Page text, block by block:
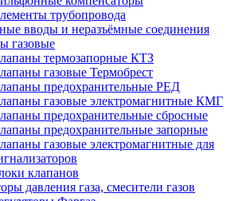
трубопровода
вводы и неразъёмные соединения
газовые
термозапорные КТЗ
газовые Термобрест
предохранительные РЕД
газовые электромагнитные КМГ
предохранительные сбросные
предохранительные запорные
газовые электромагнитные для
клапанов
давления газа, смесители газов